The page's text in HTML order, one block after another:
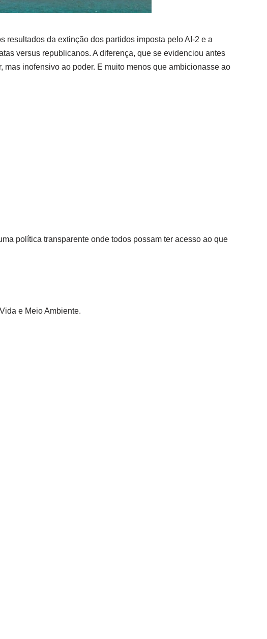
resultados da extinção dos partidos imposta pelo AI-2 e a
versus republicanos. A diferença, que se evidenciou antes
inofensivo ao poder. E muito menos que ambicionasse ao
política transparente onde todos possam ter acesso ao que
e Meio Ambiente.